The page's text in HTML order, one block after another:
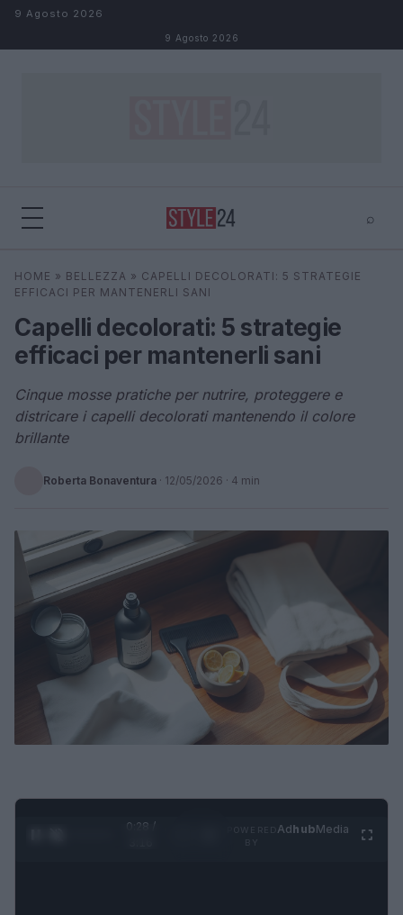
Salta al contenuto
9 Agosto 2026
9 Agosto 2026
⌕
Cerca ⌕
HOME » BELLEZZA » CAPELLI DECOLORATI: 5 STRATEGIE
EFFICACI PER MANTENERLI SANI
Capelli decolorati: 5 strategie
efficaci per mantenerli sani
Cinque mosse pratiche per nutrire, proteggere e
districare i capelli decolorati mantenendo il colore
brillante
Roberta Bonaventura · 12/05/2026 · 4 min
0:29 /
AdhubMedia